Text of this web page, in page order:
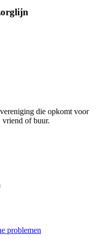
die opkomt voor
vriend of buur.
problemen